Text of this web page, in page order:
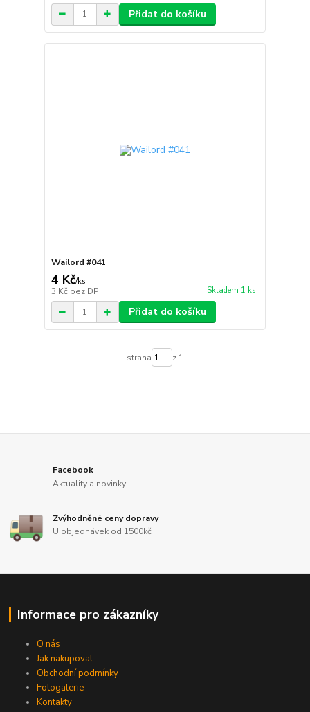
Přidat do košíku
Wailord #041
4 Kč/ks
3 Kč bez DPH Skladem 1 ks
Přidat do košíku
strana z 1
Facebook
Aktuality a novinky
Zvýhodněné ceny dopravy
U objednávek od 1500kč
Informace pro zákazníky
O nás
Jak nakupovat
Obchodní podmínky
Fotogalerie
Kontakty